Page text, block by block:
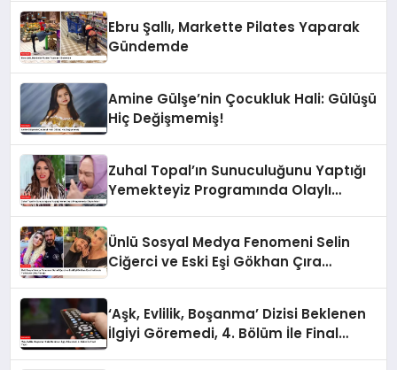
Ebru Şallı, Markette Pilates Yaparak
Gündemde
Amine Gülşe’nin Çocukluk Hali: Gülüşü
Hiç Değişmemiş!
Zuhal Topal’ın Sunuculuğunu Yaptığı
Yemekteyiz Programında Olaylı
Ünlü Sosyal Medya Fenomeni Selin
Ciğerci ve Eski Eşi Gökhan Çıra
‘Aşk, Evlilik, Boşanma’ Dizisi Beklenen
İlgiyi Göremedi, 4. Bölüm İle Final